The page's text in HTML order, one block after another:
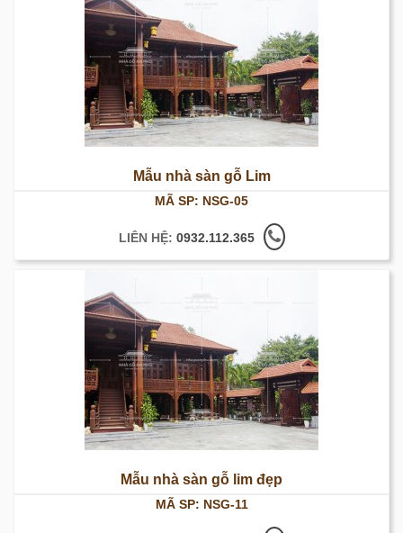
Mẫu nhà sàn gỗ Lim
MÃ SP: NSG-05
LIÊN HỆ: 0932.112.365
Mẫu nhà sàn gỗ lim đẹp
MÃ SP: NSG-11